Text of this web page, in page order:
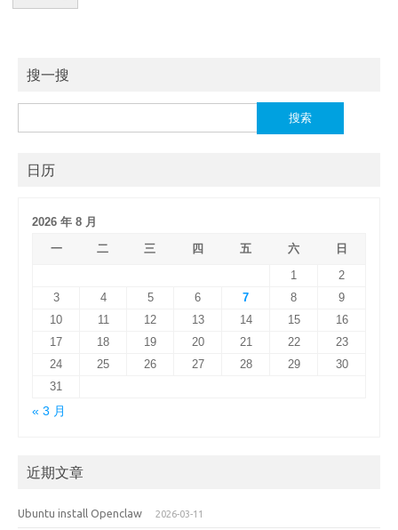
搜一搜
索：
日历
2026 年 8 月
一
二 三 四 五 六
日
1
2
3
4 5 6 7 8
9
10
11 12 13 14 15
16
17
18 19 20 21 22
23
24
25 26 27 28 29
30
31
« 3 月
近期文章
Ubuntu install Openclaw 2026-03-11